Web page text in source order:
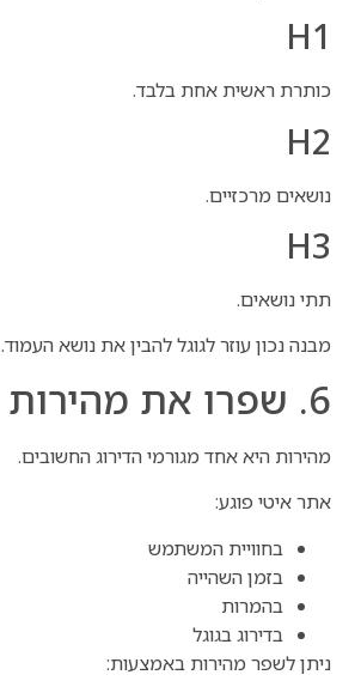
H1
כותרת ראשית אחת בלבד.
H2
נושאים מרכזיים.
H3
תתי נושאים.
מבנה נכון עוזר לגוגל להבין את נושא העמוד.
6. שפרו את מהירות האתר
מהירות היא אחד מגורמי הדירוג החשובים.
אתר איטי פוגע:
בחוויית המשתמש
בזמן השהייה
בהמרות
בדירוג בגוגל
ניתן לשפר מהירות באמצעות: